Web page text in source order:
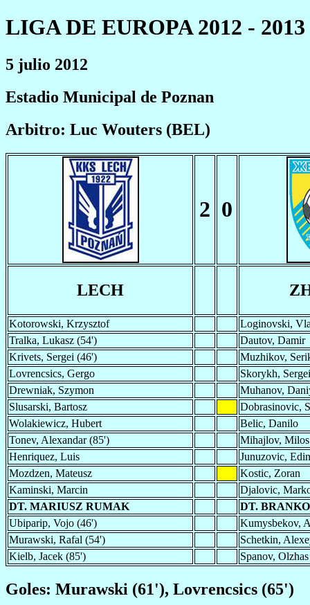
LIGA DE EUROPA 2012 - 2013
5 julio 2012
Estadio Municipal de Poznan
Arbitro: Luc Wouters (BEL)
2 0
LECH
Kotorowski, Krzysztof
Loginovski,
Tralka, Lukasz (54')
Dautov, Damir
Krivets, Sergei (46')
Muzhikov,
Lovrencsics, Gergo
Skorykh,
Drewniak, Szymon
Muhanov,
Slusarski, Bartosz
Dobrasinovic,
Wolakiewicz, Hubert
Belic, Danilo
Tonev, Alexandar (85')
Mihajlov, Milos
Henriquez, Luis
Junuzovic,
Mozdzen, Mateusz
Kostic, Zoran
Kaminski, Marcin
Djalovic,
DT. MARIUSZ RUMAK
DT.
Ubiparip, Vojo (46')
Kumysbekov,
Murawski, Rafal (54')
Schetkin,
Kielb, Jacek (85')
Spanov,
Goles: Murawski (61'), Lovrencsics (65')